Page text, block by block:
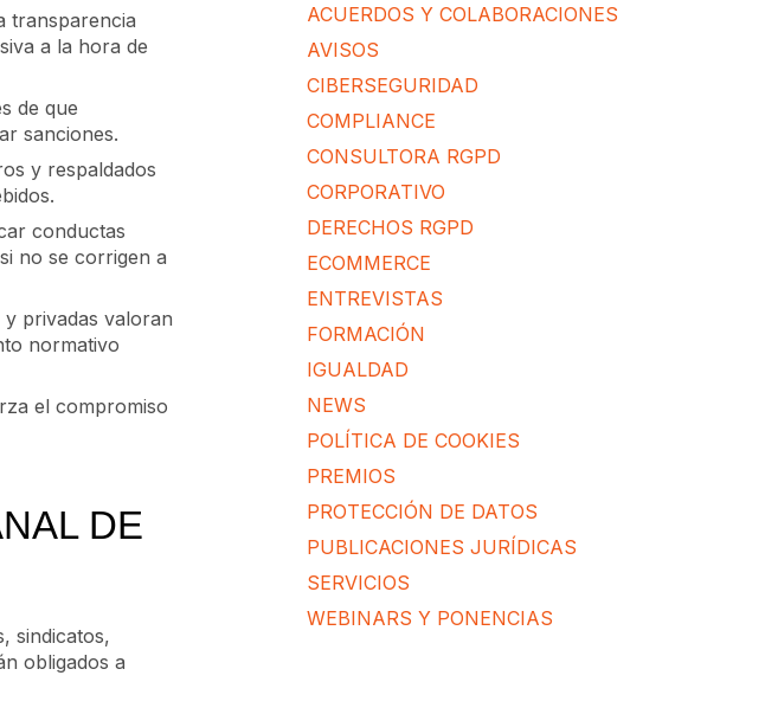
transparencia
a la hora de
de que
sanciones.
y respaldados
conductas
no se corrigen a
y privadas valoran
normativo
el compromiso
DE
sindicatos,
obligados a
ACUERDOS Y COLABORACIONES
AVISOS
CIBERSEGURIDAD
COMPLIANCE
CONSULTORA RGPD
CORPORATIVO
DERECHOS RGPD
ECOMMERCE
ENTREVISTAS
FORMACIÓN
IGUALDAD
NEWS
POLÍTICA DE COOKIES
PREMIOS
PROTECCIÓN DE DATOS
PUBLICACIONES JURÍDICAS
SERVICIOS
WEBINARS Y PONENCIAS